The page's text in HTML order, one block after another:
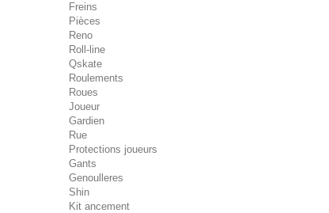
Freins
Pièces
Reno
Roll-line
Qskate
Roulements
Roues
Joueur
Gardien
Rue
Protections joueurs
Gants
Genoulleres
Shin
Kit ancement